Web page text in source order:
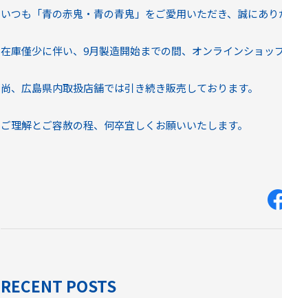
いつも「青の赤鬼・青の青鬼」をご愛用いただき、誠にあり
在庫僅少に伴い、9月製造開始までの間、オンラインショッ
尚、広島県内取扱店舗では引き続き販売しております。
ご理解とご容赦の程、何卒宜しくお願いいたします。
RECENT POSTS